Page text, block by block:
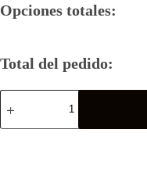
Opciones totales:
Total del pedido:
Camiseta
Rugby